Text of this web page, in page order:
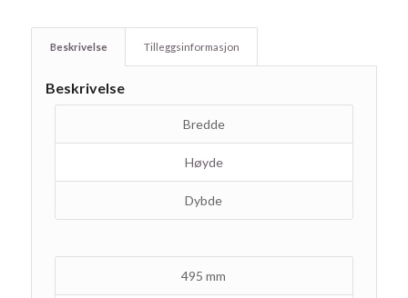
Beskrivelse Tilleggsinformasjon
Beskrivelse
Bredde
Høyde
Dybde
495 mm